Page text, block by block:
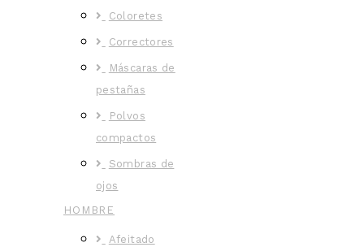
Coloretes
Correctores
Máscaras de
pestañas
Polvos
compactos
Sombras de
ojos
HOMBRE
Afeitado